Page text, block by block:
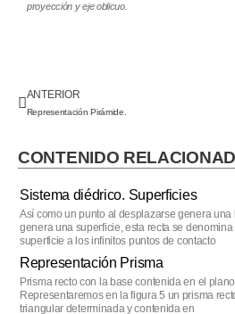
proyección y eje oblicuo.
ANTERIOR
Representación Pirámide.
CONTENIDO
Sistema diédrico. Superficies
Así como un punto al desplazarse genera
genera una superficie, esta recta se
superficie a los infinitos puntos de contacto
Representación Prisma
Prisma recto con la base contenida en el
Representaremos en la figura 5 un prisma
triangular determinada y contenida en